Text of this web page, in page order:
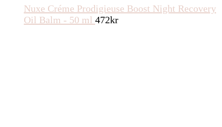
Nuxe Créme Prodigieuse Boost Night Recovery
Oil Balm - 50 ml 472kr